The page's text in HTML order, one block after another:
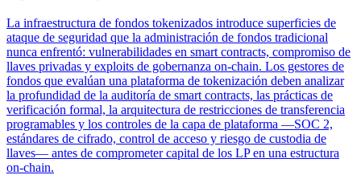
La infraestructura de fondos tokenizados introduce superficies de
ataque de seguridad que la administración de fondos tradicional
nunca enfrentó: vulnerabilidades en smart contracts, compromiso de
llaves privadas y exploits de gobernanza on-chain. Los gestores de
fondos que evalúan una plataforma de tokenización deben analizar
la profundidad de la auditoría de smart contracts, las prácticas de
verificación formal, la arquitectura de restricciones de transferencia
programables y los controles de la capa de plataforma —SOC 2,
estándares de cifrado, control de acceso y riesgo de custodia de
llaves— antes de comprometer capital de los LP en una estructura
on-chain.